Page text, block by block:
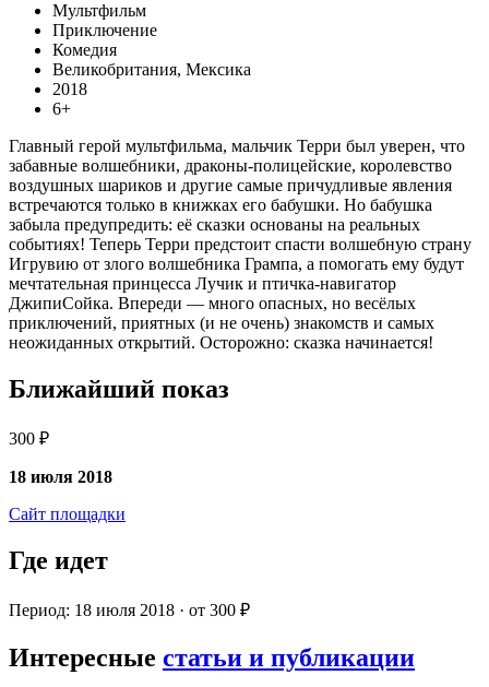
Мультфильм
Приключение
Комедия
Великобритания, Мексика
2018
6+
Главный герой мультфильма, мальчик Терри был уверен, что
забавные волшебники, драконы-полицейские, королевство
воздушных шариков и другие самые причудливые явления
встречаются только в книжках его бабушки. Но бабушка
забыла предупредить: её сказки основаны на реальных
событиях! Теперь Терри предстоит спасти волшебную страну
Игрувию от злого волшебника Грампа, а помогать ему будут
мечтательная принцесса Лучик и птичка-навигатор
ДжипиСойка. Впереди — много опасных, но весёлых
приключений, приятных (и не очень) знакомств и самых
неожиданных открытий. Осторожно: сказка начинается!
Ближайший показ
300 ₽
18 июля 2018
Сайт площадки
Где идет
Период: 18 июля 2018 · от 300 ₽
Интересные статьи и публикации